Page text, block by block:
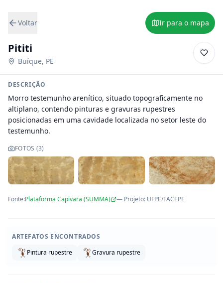
Voltar Ir para o mapa
Pititi
Buíque, PE
DESCRIÇÃO
Morro testemunho arenítico, situado topograficamente no
altiplano, contendo pinturas e gravuras rupestres
posicionadas em uma cavidade localizada no setor leste do
testemunho.
FOTOS (3)
Fonte:Plataforma Capivara (SUMMA) — Projeto: UFPE/FACEPE
ARTEFATOS ENCONTRADOS
Pintura rupestre
Gravura rupestre